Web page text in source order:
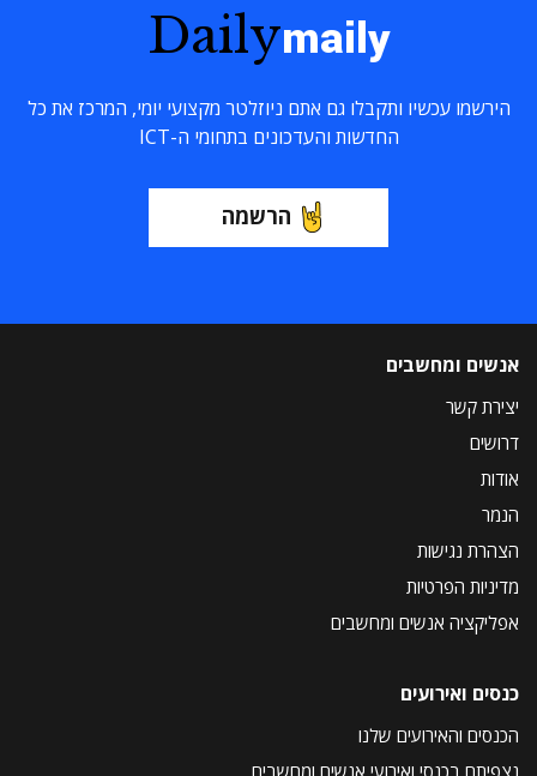
Dailymaily
הירשמו עכשיו ותקבלו גם אתם ניוזלטר מקצועי יומי, המרכז את כל
החדשות והעדכונים בתחומי ה-ICT
הרשמה
אנשים ומחשבים
יצירת קשר
דרושים
אודות
הנמר
הצהרת נגישות
מדיניות הפרטיות
אפליקציה אנשים ומחשבים
כנסים ואירועים
הכנסים והאירועים שלנו
נצפיתם בכנסי ואירועי אנשים ומחשבים